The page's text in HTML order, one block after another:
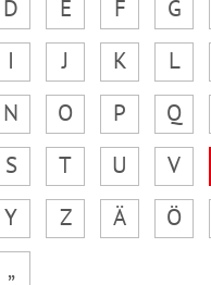
D
E F G
I
J K L
N
O P Q
S
T U V
Y
Z Ä Ö
„